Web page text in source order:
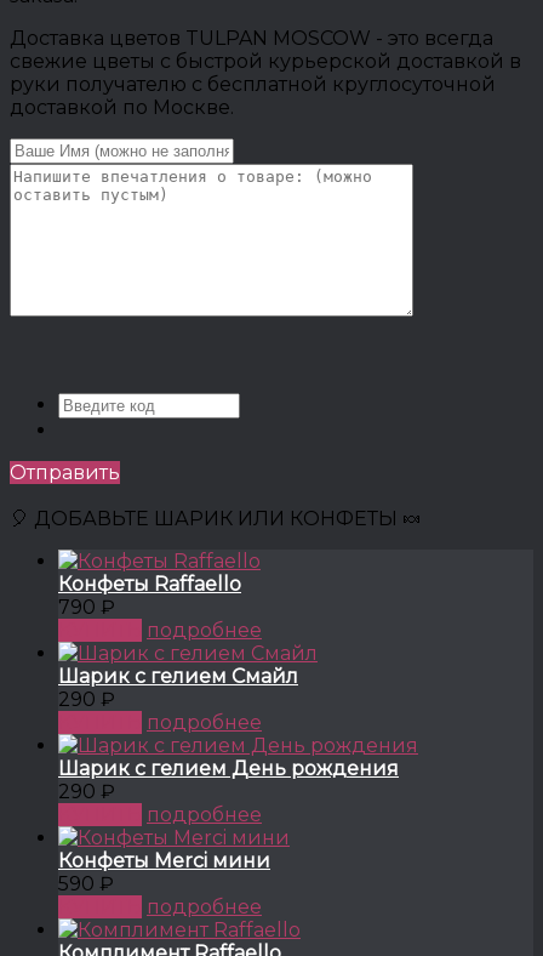
Доставка цветов TULPAN MOSCOW - это всегда
свежие цветы с быстрой курьерской доставкой в
руки получателю с бесплатной круглосуточной
доставкой по Москве.
Отправить
🎈 ДОБАВЬТЕ ШАРИК ИЛИ КОНФЕТЫ 🍬
Конфеты Raffaello
790 ₽
подробнее
Шарик с гелием Смайл
290 ₽
подробнее
Шарик с гелием День рождения
290 ₽
подробнее
Конфеты Merci мини
590 ₽
подробнее